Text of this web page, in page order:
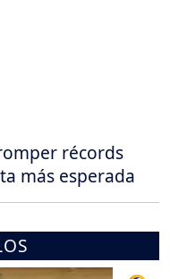
récords
más esperada